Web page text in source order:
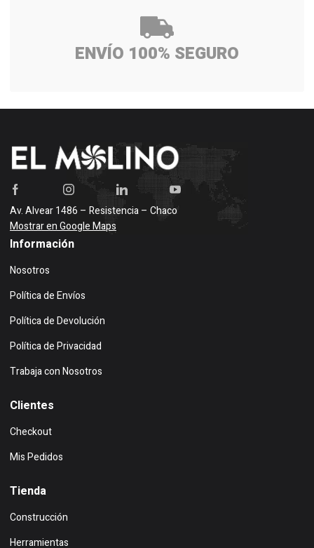
ENVÍO 100% SEGURO
Av. Alvear 1486 – Resistencia – Chaco
Mostrar en Google Maps
Información
Nosotros
Política de Envíos
Política de Devolución
Política de Privacidad
Trabaja con Nosotros
Clientes
Checkout
Mis Pedidos
Tienda
Construcción
Herramientas